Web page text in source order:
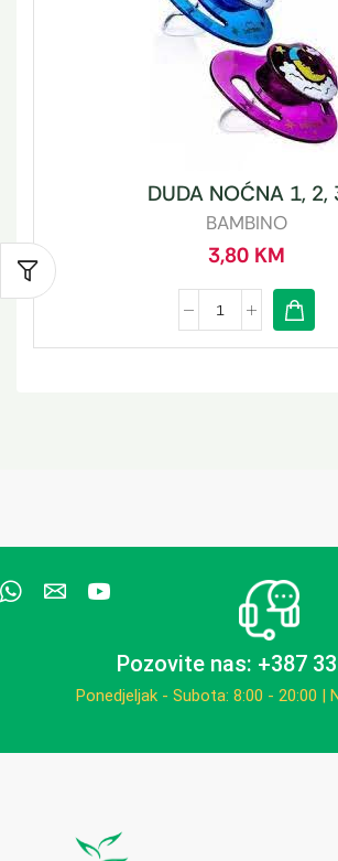
DUDA NOĆNA 1, 2,
BAMBINO
3,80 KM
Pozovite nas: +387
Ponedjeljak - Subota: 8:00 - 20:00 |